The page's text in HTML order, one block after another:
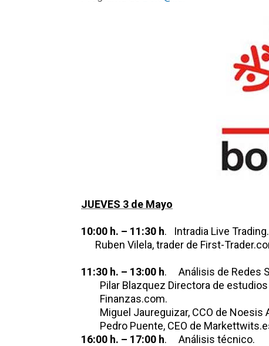
JUEVES 3 de Mayo
10:00 h. – 11:30 h. Intradia Live Trading.
Ruben Vilela, trader de First-
11:30 h. – 13:00 h. Análisis de Redes
Pilar Blazquez Directora de estudios
Finanzas.com.
Miguel Jaureguizar, CCO de Noesis
Pedro Puente, CEO de
16:00 h. – 17:00 h. Análisis técnico.